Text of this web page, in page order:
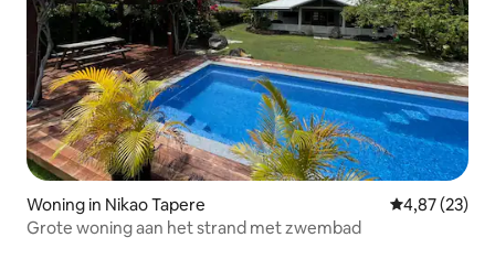
Woning in Nikao Tapere Gemiddelde
4,87 (23)
Grote woning aan het strand met zwembad